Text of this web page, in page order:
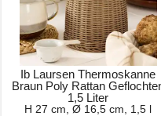
Ib Laursen Thermoskanne
Braun Poly Rattan
1,5 Liter
H 27 cm, Ø 16,5 cm, 1,5 l